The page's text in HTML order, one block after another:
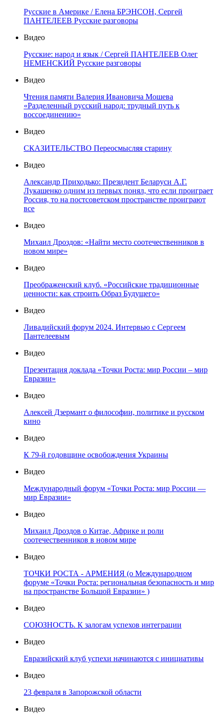
Русские в Америке / Елена БРЭНСОН, Сергей
ПАНТЕЛЕЕВ Русские разговоры
Видео
Русские: народ и язык / Сергей ПАНТЕЛЕЕВ Олег
НЕМЕНСКИЙ Русские разговоры
Видео
Чтения памяти Валерия Ивановича Мошева
«Разделенный русский народ: трудный путь к
воссоединению»
Видео
СКАЗИТЕЛЬСТВО Переосмысляя старину
Видео
Александр Приходько: Президент Беларуси А.Г.
Лукашенко одним из первых понял, что если проиграет
Россия, то на постсоветском пространстве проиграют
все
Видео
Михаил Дроздов: «Найти место соотечественников в
новом мире»
Видео
Преображенский клуб. «Российские традиционные
ценности: как строить Образ Будущего»
Видео
Ливадийский форум 2024. Интервью с Сергеем
Пантелеевым
Видео
Презентация доклада «Точки Роста: мир России – мир
Евразии»
Видео
Алексей Дзермант о философии, политике и русском
кино
Видео
К 79-й годовщине освобождения Украины
Видео
Международный форум «Точки Роста: мир России —
мир Евразии»
Видео
Михаил Дроздов о Китае, Африке и роли
соотечественников в новом мире
Видео
ТОЧКИ РОСТА - АРМЕНИЯ (о Международном
форуме «Точки Роста: региональная безопасность и мир
на пространстве Большой Евразии» )
Видео
СОЮЗНОСТЬ. К залогам успехов интеграции
Видео
Евразийский клуб успехи начинаются с инициативы
Видео
23 февраля в Запорожской области
Видео